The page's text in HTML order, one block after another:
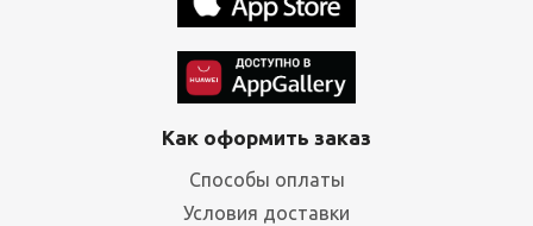
Как оформить заказ
Способы оплаты
Условия доставки